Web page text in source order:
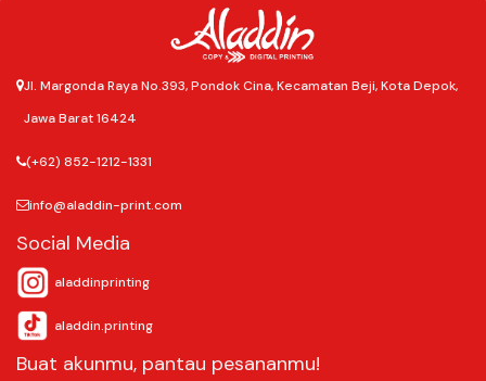
Jl. Margonda Raya No.393, Pondok Cina, Kecamatan Beji, Kota Depok,
Jawa Barat 16424
(+62) 852-1212-1331
info@aladdin-print.com
Social Media
aladdinprinting
aladdin.printing
Buat akunmu, pantau pesananmu!